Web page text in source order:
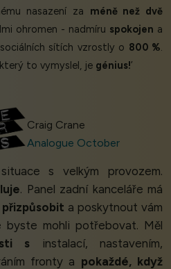
nasazení za méně než dvě
ohromen - nadmíru spokojen a
sítích vzrostly o 800 %.
to vymyslel, je génius!’
Craig Crane
Analogue October
s velkým provozem.
. Panel zadní kanceláře má
a poskytnout vám
byste mohli potřebovat. Měl
s instalací, nastavením,
fronty a pokaždé, když